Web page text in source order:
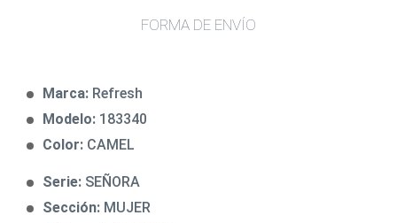
FORMA DE ENVÍO
Marca: Refresh
Modelo: 183340
Color: CAMEL
Serie: SEÑORA
Sección: MUJER